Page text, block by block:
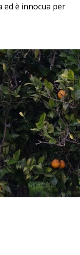
ed è innocua per